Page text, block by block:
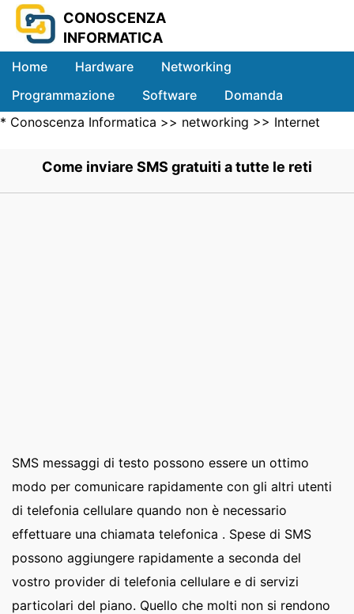
CONOSCENZA
INFORMATICA
Home Hardware
Networking
Programmazione
Software
Domanda
Sistemi
* Conoscenza Informatica >> networking >> Internet
Come inviare SMS gratuiti a tutte le reti
SMS messaggi di testo possono essere un ottimo
modo per comunicare rapidamente con gli altri utenti
di telefonia cellulare quando non è necessario
effettuare una chiamata telefonica . Spese di SMS
possono aggiungere rapidamente a seconda del
vostro provider di telefonia cellulare e di servizi
particolari del piano. Quello che molti non si rendono